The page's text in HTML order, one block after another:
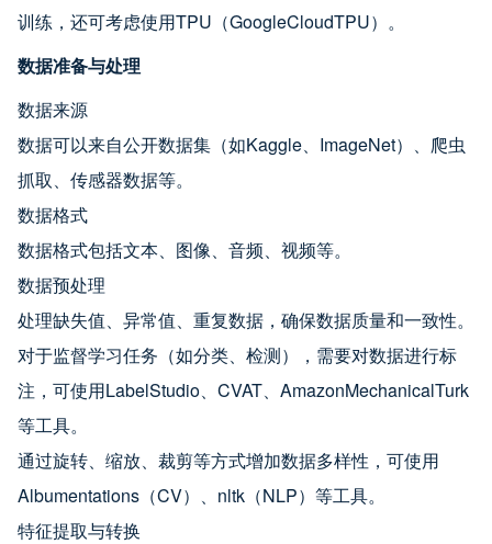
训练，还可考虑使用TPU（GoogleCloudTPU）。
数据准备与处理
数据来源
数据可以来自公开数据集（如Kaggle、ImageNet）、爬虫
抓取、传感器数据等。
数据格式
数据格式包括文本、图像、音频、视频等。
数据预处理
处理缺失值、异常值、重复数据，确保数据质量和一致性。
对于监督学习任务（如分类、检测），需要对数据进行标
注，可使用LabelStudio、CVAT、AmazonMechanicalTurk
等工具。
通过旋转、缩放、裁剪等方式增加数据多样性，可使用
Albumentations（CV）、nltk（NLP）等工具。
特征提取与转换